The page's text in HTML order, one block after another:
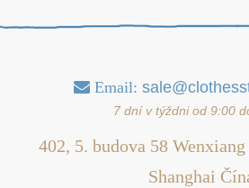
 Email:
7 dní v týždni od 9:00
402, 5. budova 58
Shanghai